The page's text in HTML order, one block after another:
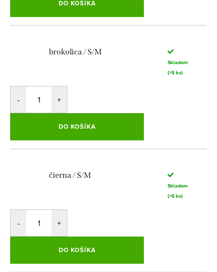
DO KOŠÍKA
brokolica / S/M
Skladom
(>5 ks)
DO KOŠÍKA
čierna / S/M
Skladom
(>5 ks)
DO KOŠÍKA